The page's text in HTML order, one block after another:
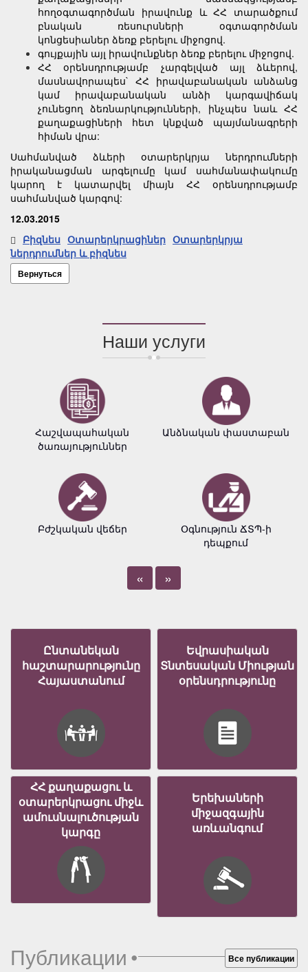
հողօգտագործման իրավունք և ՀՀ տարածքում
բնական ռեսուրսների օգտագործման
կոնցեսիաներ ձեռք բերելու միջոցով.
գույքային այլ իրավունքներ ձեռք բերելու միջոցով.
ՀՀ օրենսդրությամբ չարգելված այլ ձևերով,
մասնավորապես` ՀՀ իրավաբանական անձանց
կամ իրավաբանական անձի կարգավիճակ
չունեցող ձեռնարկությունների, ինչպես նաև ՀՀ
քաղաքացիների հետ կնքված պայմանագրերի
հիման վրա:
Սահմանված ձևերի օտարերկրյա ներդրումների
իրականացման արգելումը կամ սահմանափակումը
կարող է կատարվել միայն ՀՀ օրենսդրությամբ
սահմանված կարգով:
12.03.2015
Բիզնես Օտարերկրացիներ Օտարերկրյա
ներդրումներ և բիզնես
Вернуться
Наши услуги
Հաշվապահական
ծառայություններ
Բժշկական վեճեր
Անձնական փաստաբան
Օգնություն ՃՏՊ-ի
դեպքում
« »
Ընտանեկան
հաշտարարությունը
Հայաստանում
Եվրասիական
Տնտեսական Միության
օրենսդրությունը
ՀՀ քաղաքացու և
օտարերկրացու միջև
ամուսնալուծության
կարգը
Երեխաների
միջազգային
առևանգում
Публикации• Все публикации